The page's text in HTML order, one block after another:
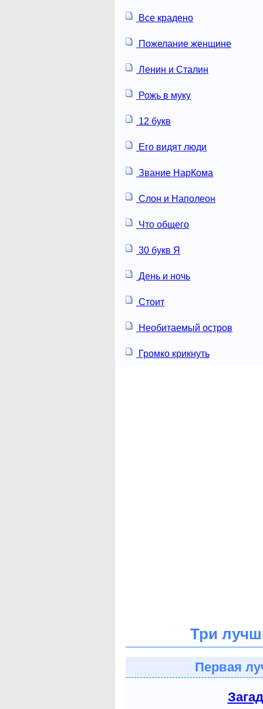
Все крадено
Пожелание женщине
Ленин и Сталин
Рожь в муку
12 букв
Его видят люди
Звание НарКома
Слон и Наполеон
Что общего
30 букв Я
День и ночь
Стоит
Необитаемый остров
Громко крикнуть
Три
Первая